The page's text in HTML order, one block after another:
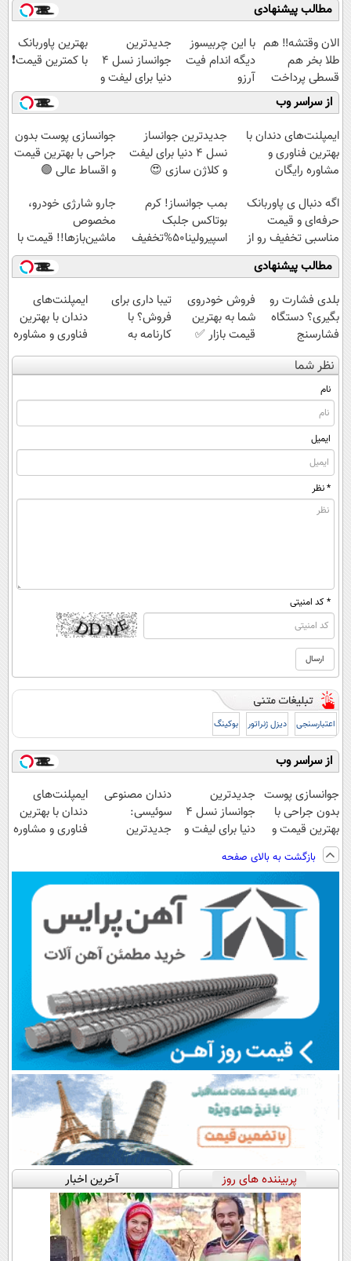
مطالب پیشنهادی
الان وقتشه‼️ هم
طلا بخر هم
قسطی پرداخت
کن!
با این چربیسوز
دیگه اندام فیت
آرزو
نیست(تخفیف تا
امشب)
جدیدترین
جوانساز نسل 4
دنیا برای لیفت و
کلاژن سازی 😍
مشاوره رایگانه
بهترین پاوربانک
با کمترین قیمت❗
از سراسر وب
ایمپلنت‌های دندان با
بهترین فناوری و
مشاوره رایگان
جدیدترین جوانساز
نسل 4 دنیا برای لیفت
و کلاژن سازی 😍
جوانسازی پوست بدون
جراحی با بهترین قیمت
و اقساط عالی 🟢
اگه دنبال ی پاوربانک
حرفه‌ای و قیمت
مناسبی تخفیف رو از
دست نده👌🏻
بمب جوانساز! کرم
بوتاکس جلبک
اسپیرولینا50%تخفیف
جارو شارژی خودرو،
مخصوص
ماشین‌باز‌ها!! قیمت با
تخفیف: فقط
1,499,000
مطالب پیشنهادی
بلدی فشارت رو
بگیری؟ دستگاه
فشارسنج
الکترونیکی
فروش خودروی
شما به بهترین
قیمت بازار ✅
تیبا داری برای
فروش؟ با
کارنامه به
بهترین قیمت
بفروش!
ایمپلنت‌های
دندان با بهترین
فناوری و مشاوره
رایگان
نظر شما
نام
ایمیل
* نظر
* کد امنیتی
اعتبارسنجی دیزل ژنراتور بوکینگ
از سراسر وب
جوانسازی پوست
بدون جراحی با
بهترین قیمت و
اقساط عالی 🟢
جدیدترین
جوانساز نسل 4
دنیا برای لیفت و
مشاوره رایگانه
دندان مصنوعی
سوئیسی:
جدیدترین
پرداخت قسطی
ایمپلنت‌های
دندان با بهترین
فناوری و مشاوره
بازگشت به بالای صفحه
پربیننده های روز آخرین اخبار